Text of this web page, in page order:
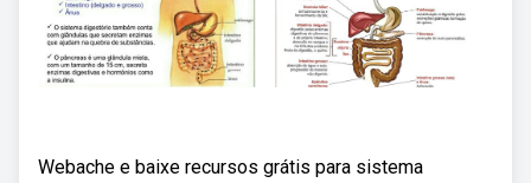
Webache e baixe recursos grátis para sistema